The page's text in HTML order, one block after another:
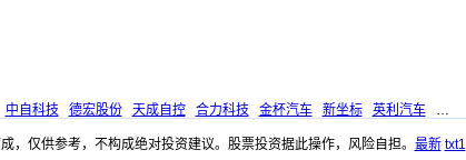
中自科技 德宏股份 天成自控 合力科技 金杯汽车 新坐标 英利汽车…
仅供参考，不构成绝对投资建议。股票投资据此操作，风险自担。 最新 txt1